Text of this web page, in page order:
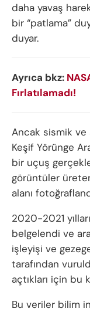
daha yavaş
bir “patlama”
duyar.
Ayrıca bkz:
Fırlatılamadı!
Ancak sismik ve
Keşif Yörünge
bir uçuş
görüntüler
alanı
2020-2021
belgelendi ve
işleyişi ve
tarafından
açtıkları için bu
Bu veriler bilim